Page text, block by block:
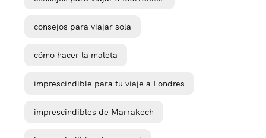
consejos para viajar sola
cómo hacer la maleta
imprescindible para tu viaje a Londres
imprescindibles de Marrakech